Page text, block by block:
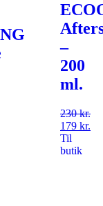
–
200
ml.
230kr.
179 kr.
Til
butik